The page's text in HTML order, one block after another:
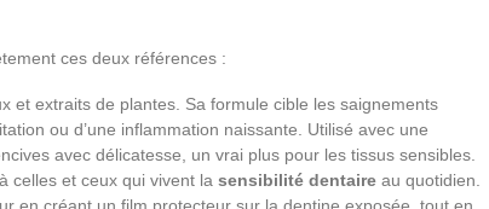
ces deux références :
et extraits de plantes. Sa formule cible les saignements
ou d’une inflammation naissante. Utilisé avec une
avec délicatesse, un vrai plus pour les tissus sensibles.
celles et ceux qui vivent la sensibilité dentaire au quotidien.